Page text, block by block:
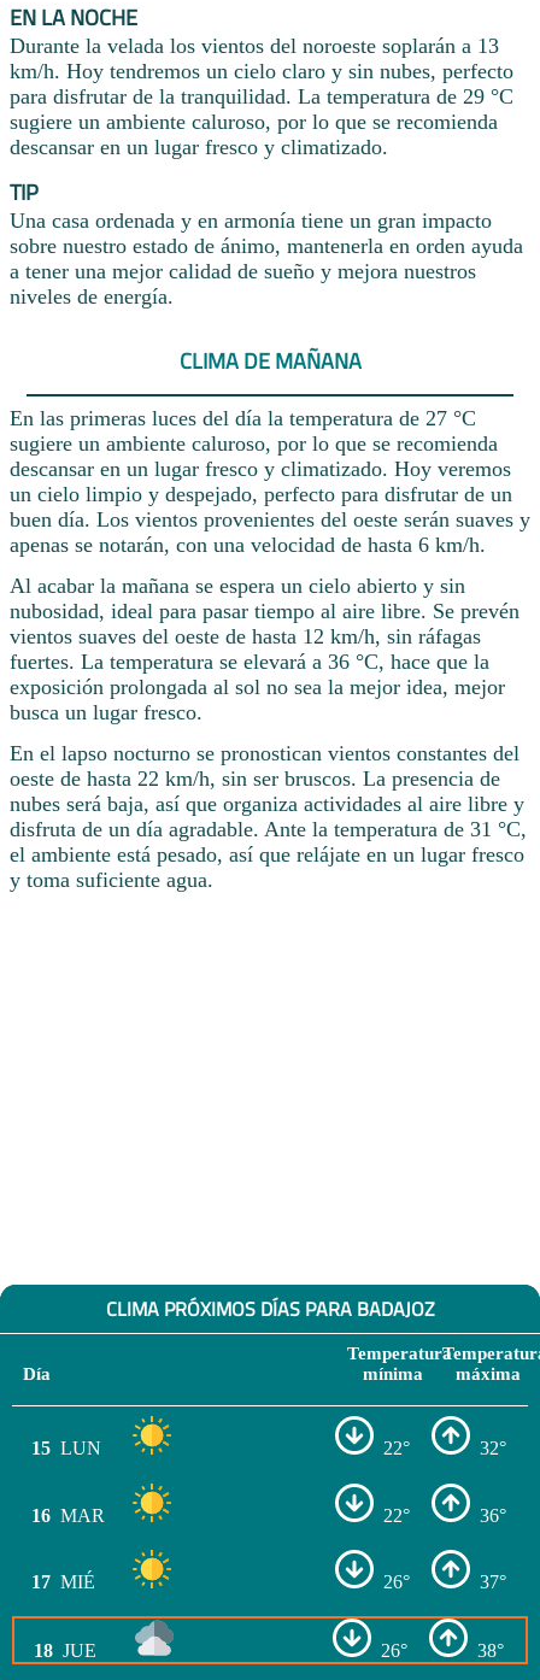
EN LA NOCHE
Durante la velada los vientos del noroeste soplarán a 13
km/h. Hoy tendremos un cielo claro y sin nubes, perfecto
para disfrutar de la tranquilidad. La temperatura de 29 °C
sugiere un ambiente caluroso, por lo que se recomienda
descansar en un lugar fresco y climatizado.
TIP
Una casa ordenada y en armonía tiene un gran impacto
sobre nuestro estado de ánimo, mantenerla en orden ayuda
a tener una mejor calidad de sueño y mejora nuestros
niveles de energía.
CLIMA DE MAÑANA
En las primeras luces del día la temperatura de 27 °C
sugiere un ambiente caluroso, por lo que se recomienda
descansar en un lugar fresco y climatizado. Hoy veremos
un cielo limpio y despejado, perfecto para disfrutar de un
buen día. Los vientos provenientes del oeste serán suaves y
apenas se notarán, con una velocidad de hasta 6 km/h.
Al acabar la mañana se espera un cielo abierto y sin
nubosidad, ideal para pasar tiempo al aire libre. Se prevén
vientos suaves del oeste de hasta 12 km/h, sin ráfagas
fuertes. La temperatura se elevará a 36 °C, hace que la
exposición prolongada al sol no sea la mejor idea, mejor
busca un lugar fresco.
En el lapso nocturno se pronostican vientos constantes del
oeste de hasta 22 km/h, sin ser bruscos. La presencia de
nubes será baja, así que organiza actividades al aire libre y
disfruta de un día agradable. Ante la temperatura de 31 °C,
el ambiente está pesado, así que relájate en un lugar fresco
y toma suficiente agua.
CLIMA PRÓXIMOS DÍAS PARA BADAJOZ
Día
Temperatura
mínima
máxima
15 LUN 22° 32°
16 MAR 22° 36°
17 MIÉ 26° 37°
18 JUE 26° 38°